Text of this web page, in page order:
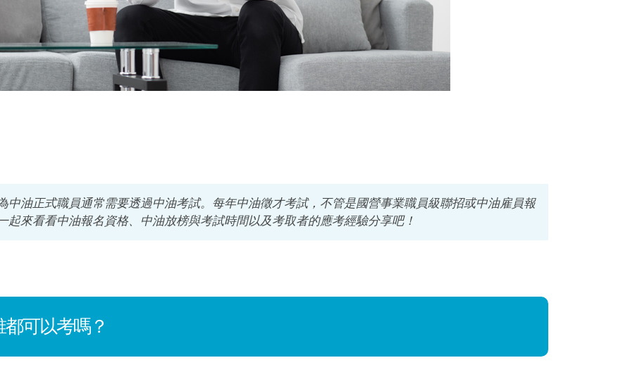
中油正式職員通常需要透過中油考試。每年中油徵才考試，不管是國營事業職員級聯招或中油雇員報
起來看看中油報名資格、中油放榜與考試時間以及考取者的應考經驗分享吧！
可以考嗎？